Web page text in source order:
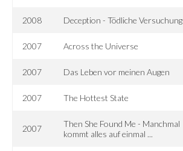
2008 Deception - Tödliche Versuchung
2007 Across the Universe
2007 Das Leben vor meinen Augen
2007 The Hottest State
2007
Then She Found Me - Manchmal
kommt alles auf einmal ...